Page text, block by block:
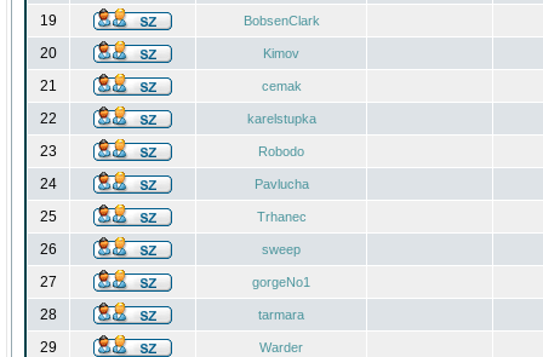
19 BobsenClark
20 Kimov
21 cemak
22 karelstupka
23 Robodo
24 Pavlucha
25 Trhanec
26 sweep
27 gorgeNo1
28 tarmara
29 Warder